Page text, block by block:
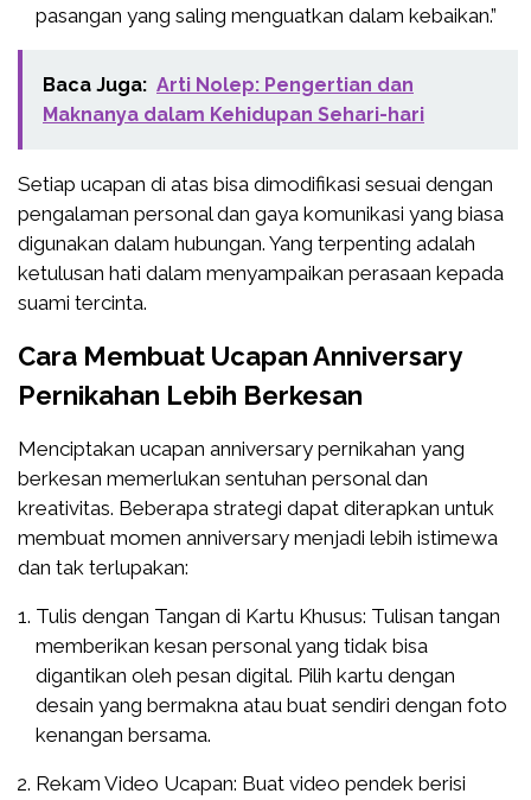
pasangan yang saling menguatkan dalam kebaikan.”
Baca Juga: Arti Nolep: Pengertian dan
Maknanya dalam Kehidupan Sehari-hari
Setiap ucapan di atas bisa dimodifikasi sesuai dengan
pengalaman personal dan gaya komunikasi yang biasa
digunakan dalam hubungan. Yang terpenting adalah
ketulusan hati dalam menyampaikan perasaan kepada
suami tercinta.
Cara Membuat Ucapan Anniversary
Pernikahan Lebih Berkesan
Menciptakan ucapan anniversary pernikahan yang
berkesan memerlukan sentuhan personal dan
kreativitas. Beberapa strategi dapat diterapkan untuk
membuat momen anniversary menjadi lebih istimewa
dan tak terlupakan:
Tulis dengan Tangan di Kartu Khusus: Tulisan tangan
memberikan kesan personal yang tidak bisa
digantikan oleh pesan digital. Pilih kartu dengan
desain yang bermakna atau buat sendiri dengan foto
kenangan bersama.
Rekam Video Ucapan: Buat video pendek berisi